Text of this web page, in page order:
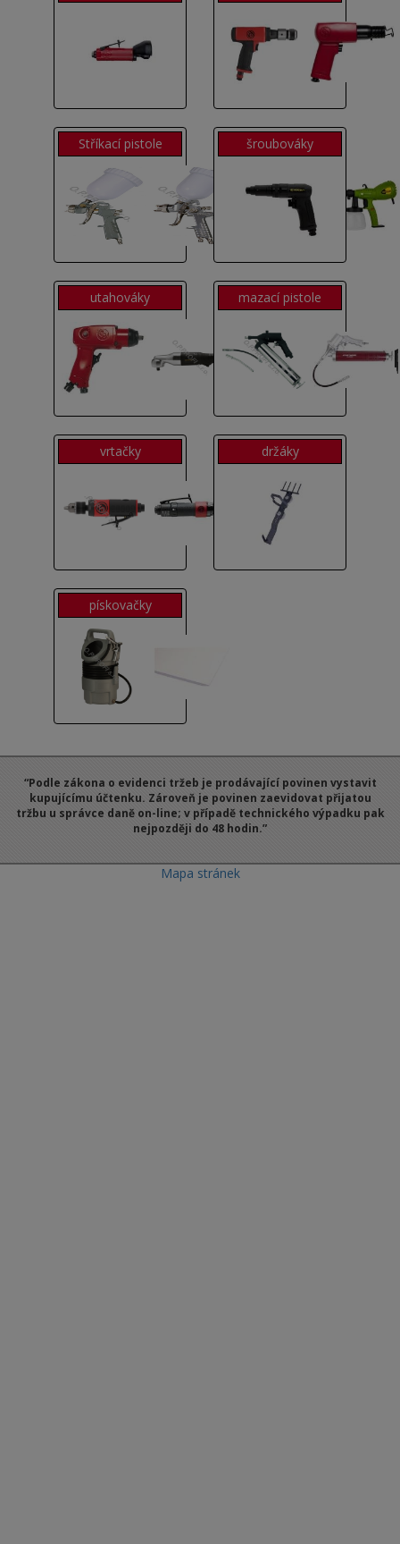
Stříkací pistole šroubováky
utahováky mazací pistole
vrtačky držáky
pískovačky
“Podle zákona o evidenci tržeb je prodávající povinen vystavit
kupujícímu účtenku. Zároveň je povinen zaevidovat přijatou
tržbu u správce daně on-line; v případě technického výpadku pak
nejpozději do 48 hodin.”
Mapa stránek